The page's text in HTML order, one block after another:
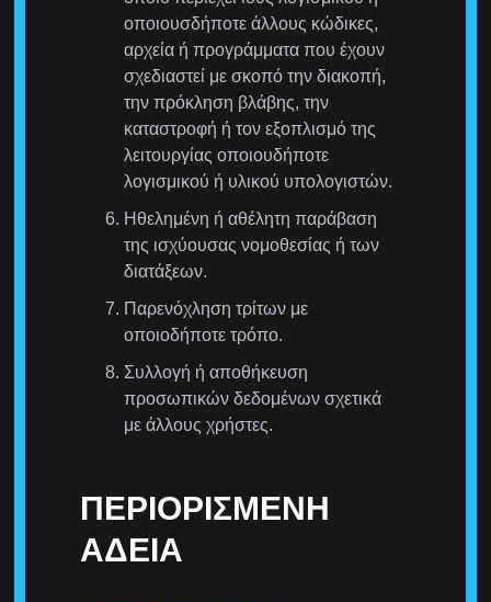
οποιουσδήποτε άλλους κώδικες,
αρχεία ή προγράμματα που έχουν
σχεδιαστεί με σκοπό την διακοπή,
την πρόκληση βλάβης, την
καταστροφή ή τον εξοπλισμό της
λειτουργίας οποιουδήποτε
λογισμικού ή υλικού υπολογιστών.
Ηθελημένη ή αθέλητη παράβαση
της ισχύουσας νομοθεσίας ή των
διατάξεων.
Παρενόχληση τρίτων με
οποιοδήποτε τρόπο.
Συλλογή ή αποθήκευση
προσωπικών δεδομένων σχετικά
με άλλους χρήστες.
ΠΕΡΙΟΡΙΣΜΈΝΗ
ΆΔΕΙΑ